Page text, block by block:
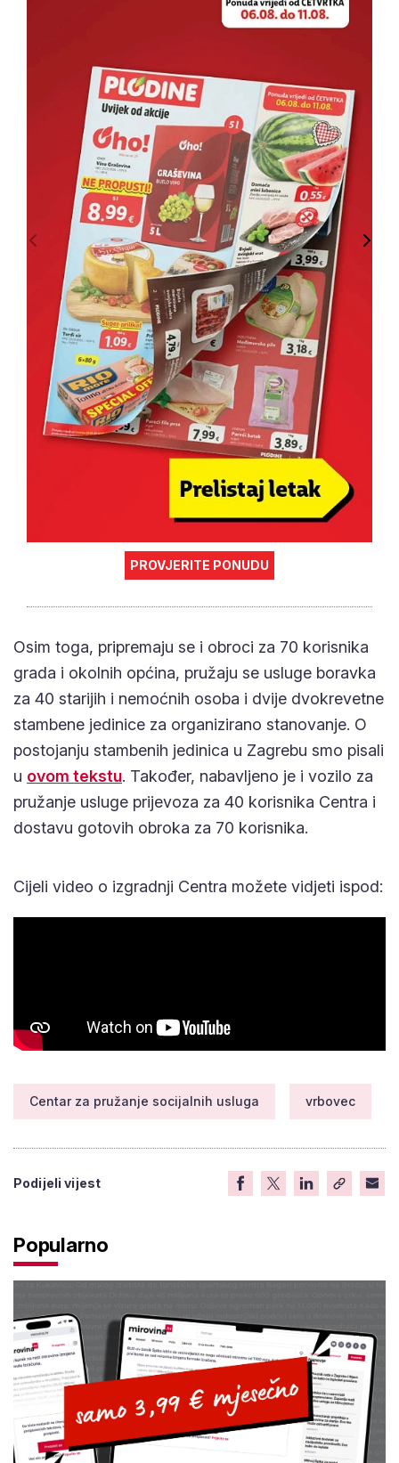
za 40 starijih i nemoćnih osoba i dvije dvokrevetne
stambene jedinice za organizirano stanovanje. O
postojanju stambenih jedinica u Zagrebu smo pisali
uovom tekstu. Također, nabavljeno je i vozilo za
pružanje usluge prijevoza za 40 korisnika Centra i
dostavu gotovih obroka za 70 korisnika.
Cijeli video o izgradnji Centra možete vidjeti ispod:
Centar za pružanje socijalnih usluga vrbovec
Popularno